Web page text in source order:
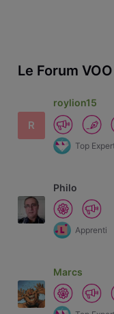
Le Forum
R
roylion15
Top
Philo
Apprenti
Marcs